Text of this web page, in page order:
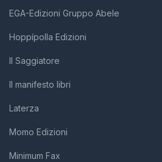
EGA-Edizioni Gruppo Abele
Hoppípolla Edizioni
Il Saggiatore
Il manifesto libri
Laterza
Momo Edizioni
Minimum Fax